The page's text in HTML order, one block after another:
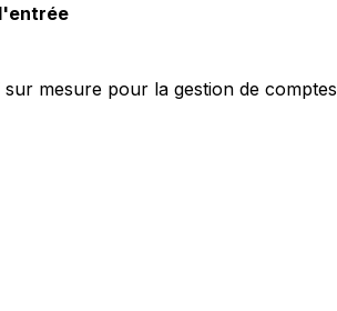
mesure pour la gestion de comptes